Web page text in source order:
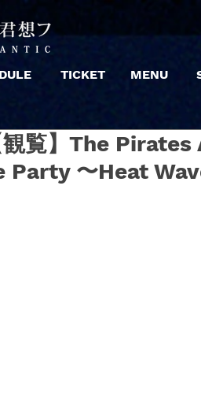
TICKET MENU
覧】The Pirates
Party 〜Heat